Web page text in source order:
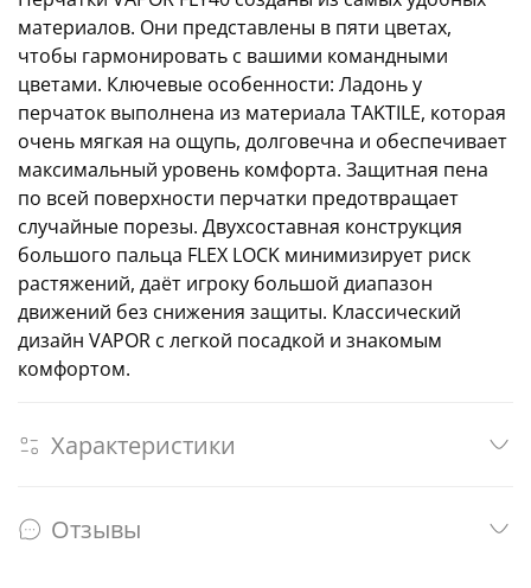
материалов. Они представлены в пяти цветах,
чтобы гармонировать с вашими командными
цветами. Ключевые особенности: Ладонь у
перчаток выполнена из материала TAKTILE, которая
очень мягкая на ощупь, долговечна и обеспечивает
максимальный уровень комфорта. Защитная пена
по всей поверхности перчатки предотвращает
случайные порезы. Двухсоставная конструкция
большого пальца FLEX LOCK минимизирует риск
растяжений, даёт игроку большой диапазон
движений без снижения защиты. Классический
дизайн VAPOR с легкой посадкой и знакомым
комфортом.
Характеристики
Отзывы